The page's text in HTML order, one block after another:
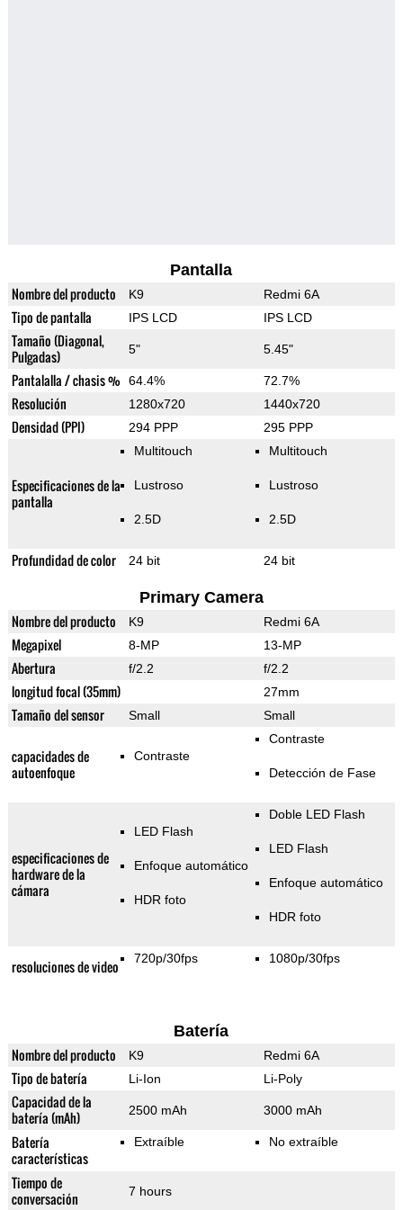
Pantalla
Nombre del producto K9 Redmi 6A
Tipo de pantalla IPS LCD IPS LCD
Tamaño (Diagonal,
Pulgadas)
5" 5.45"
Pantalalla / chasis % 64.4% 72.7%
Resolución 1280x720 1440x720
Densidad (PPI) 294 PPP 295 PPP
Especificaciones de la
pantalla
Multitouch
Lustroso
2.5D
Multitouch
Lustroso
2.5D
Profundidad de color 24 bit 24 bit
Primary Camera
Nombre del producto K9 Redmi 6A
Megapixel 8-MP 13-MP
Abertura f/2.2 f/2.2
longitud focal (35mm) 27mm
Tamaño del sensor Small Small
capacidades de
autoenfoque
Contraste
Contraste
Detección de Fase
especificaciones de
hardware de la
cámara
LED Flash
Enfoque automático
HDR foto
Doble LED Flash
LED Flash
Enfoque automático
HDR foto
resoluciones de video 720p/30fps 1080p/30fps
Batería
Nombre del producto K9 Redmi 6A
Tipo de batería Li-Ion Li-Poly
Capacidad de la
batería (mAh)
2500 mAh 3000 mAh
Batería
características
Extraíble No extraíble
Tiempo de
conversación
7 hours